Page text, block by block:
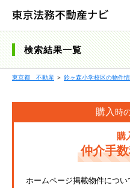
検索結果一覧
東京都 不動産 ＞ 鈴ヶ森小学校区の物件
購入時
購
仲介手
ホームページ掲載物件につ